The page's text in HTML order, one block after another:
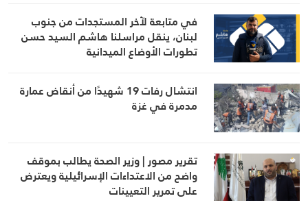
في متابعة لآخر المستجدات من جنوب
لبنان، ينقل مراسلنا هاشم السيد حسن
تطورات الأوضاع الميدانية
انتشال رفات 19 شهيدًا من أنقاض عمارة
مدمرة في غزة
تقرير مصور | وزير الصحة يطالب بموقف
واضح من الاعتداءات الإسرائيلية ويعترض
على تمرير التعيينات